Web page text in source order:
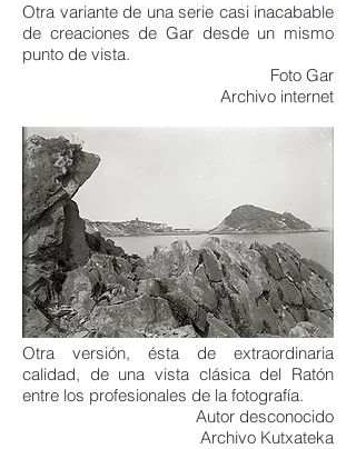
Otra variante de una serie casi inacabable
de creaciones de Gar desde un mismo
punto de vista.
Foto Gar
Archivo internet
Otra versión, ésta de extraordinaria
calidad, de una vista clásica del Ratón
entre los profesionales de la fotografía.
Autor desconocido
Archivo Kutxateka